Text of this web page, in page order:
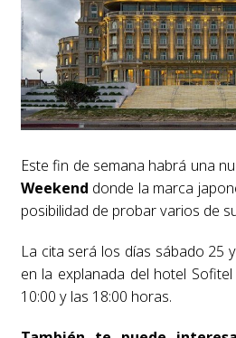
Este fin de semana habrá una
Weekend donde la marca
posibilidad de probar varios de
La cita será los días sábado 25
en la explanada del hotel
10:00 y las 18:00 horas.